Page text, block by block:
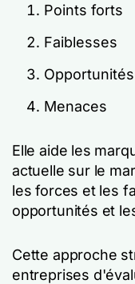
Points forts
Faiblesses
Opportunités
Menaces
Elle aide les
actuelle sur le
les forces et les
opportunités et
Cette approche
entreprises